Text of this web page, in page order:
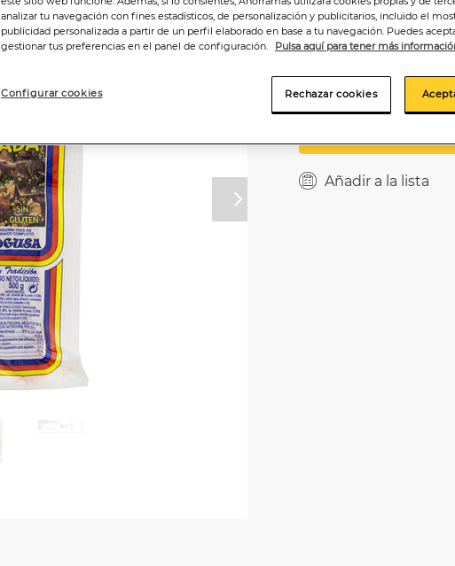
9,20€/kilo
Añadir a la lista
analizar tu navegación con fines estadísticos, de personalización y publicitarios, incluido el
publicidad personalizada a partir de un perfil elaborado en base a tu navegación. Puedes
gestionar tus preferencias en el panel de configuración.
Pulsa aquí para tener más
Configurar cookies Rechazar cookies